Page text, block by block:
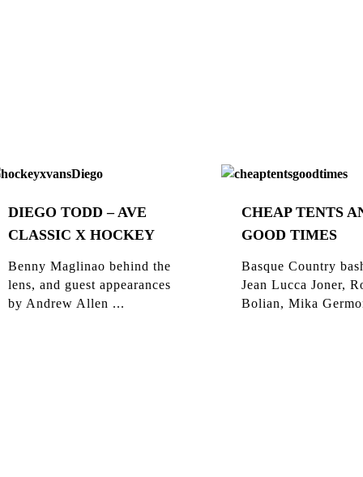
DIEGO TODD – AVE
CLASSIC X HOCKEY
Benny Maglinao behind the
lens, and guest appearances
by Andrew Allen ...
CHEAP TENTS
GOOD TIMES
Basque Country
Jean Lucca Joner,
Bolian, Mika